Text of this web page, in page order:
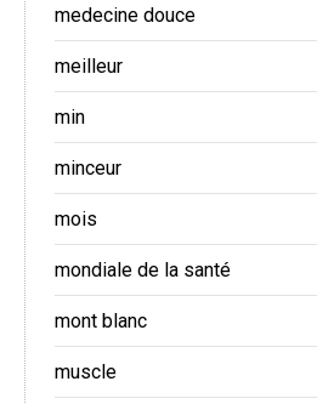
medecine douce
meilleur
min
minceur
mois
mondiale de la santé
mont blanc
muscle